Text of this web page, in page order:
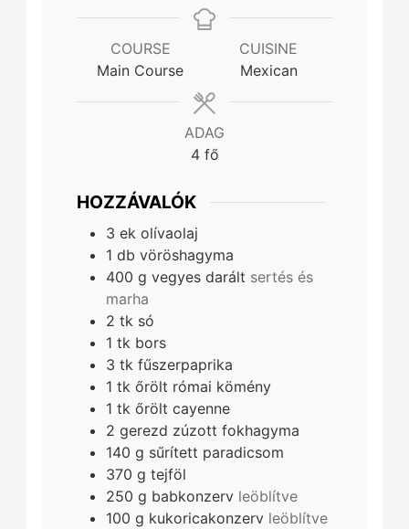
COURSE
Main Course
CUISINE
Mexican
ADAG
4 fő
HOZZÁVALÓK
3 ek olívaolaj
1 db vöröshagyma
400 g vegyes darált sertés és
marha
2 tk só
1 tk bors
3 tk fűszerpaprika
1 tk őrölt római kömény
1 tk őrölt cayenne
2 gerezd zúzott fokhagyma
140 g sűrített paradicsom
370 g tejföl
250 g babkonzerv leöblítve
100 g kukoricakonzerv leöblítve